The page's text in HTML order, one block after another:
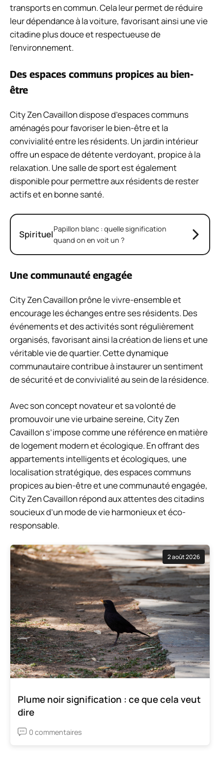
transports en commun. Cela leur permet de réduire
leur dépendance à la voiture, favorisant ainsi une vie
citadine plus douce et respectueuse de
l’environnement.
Des espaces communs propices au bien-
être
City Zen Cavaillon dispose d’espaces communs
aménagés pour favoriser le bien-être et la
convivialité entre les résidents. Un jardin intérieur
offre un espace de détente verdoyant, propice à la
relaxation. Une salle de sport est également
disponible pour permettre aux résidents de rester
actifs et en bonne santé.
SpirituelPapillon blanc : quelle signification
quand on en voit un ?
Une communauté engagée
City Zen Cavaillon prône le vivre-ensemble et
encourage les échanges entre ses résidents. Des
événements et des activités sont régulièrement
organisés, favorisant ainsi la création de liens et une
véritable vie de quartier. Cette dynamique
communautaire contribue à instaurer un sentiment
de sécurité et de convivialité au sein de la résidence.
Avec son concept novateur et sa volonté de
promouvoir une vie urbaine sereine, City Zen
Cavaillon s’impose comme une référence en matière
de logement modern et écologique. En offrant des
appartements intelligents et écologiques, une
localisation stratégique, des espaces communs
propices au bien-être et une communauté engagée,
City Zen Cavaillon répond aux attentes des citadins
soucieux d’un mode de vie harmonieux et éco-
responsable.
2 août 2026
Plume noir signification : ce que cela veut
dire
0 commentaires